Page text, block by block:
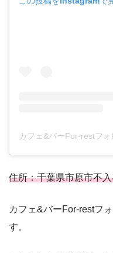
住所：千葉県市原市不
カフェ&バーFor-restフ
す。